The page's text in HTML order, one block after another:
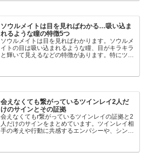
ソウルメイトは目を見ればわかる…吸い込ま
れるような瞳の特徴5つ
ソウルメイトは目を見ればわかります。ソウルメ
イトの目は吸い込まれるような瞳、目がキラキラ
と輝いて見えるなどの特徴があります。特にツイ
ので注意が必要です。
会えなくても繋がっているツインレイ2人だ
けのサインとその証拠
会えなくてもr繋がっているツインレイの証拠と2
人だけのサインをまとめています。ツインレイ相
手の考えや行動に共感するエンパシーや、シンク
方法も詳しく解説！